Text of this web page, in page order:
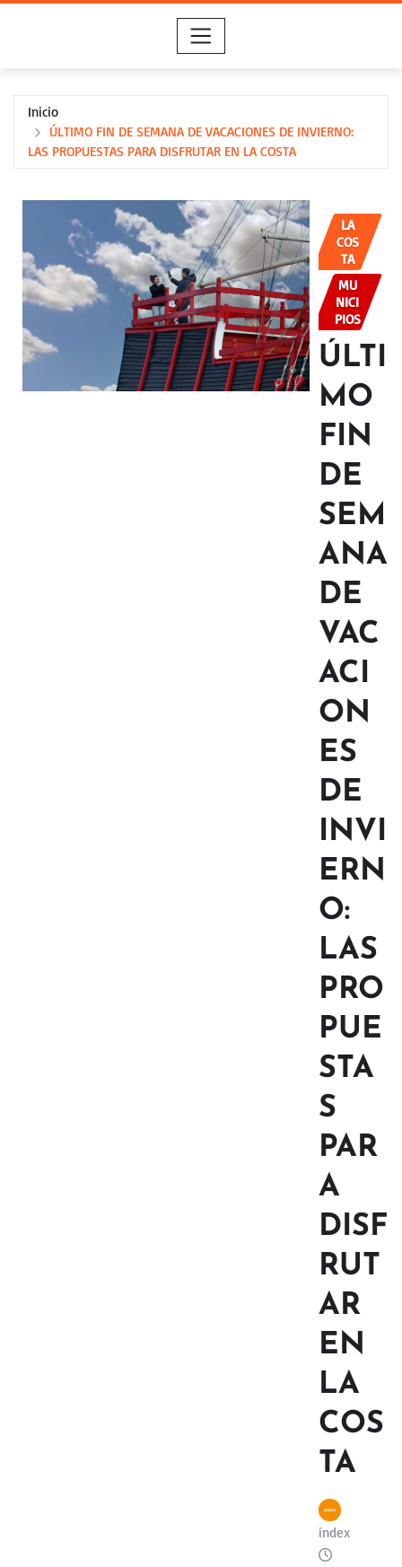
Inicio
ÚLTIMO FIN DE SEMANA DE VACACIONES DE INVIERNO:
LAS PROPUESTAS PARA DISFRUTAR EN LA COSTA
LA
COS
TA
MU
NICI
PIOS
ÚLTI
MO
FIN
DE
SEM
ANA
DE
VAC
ACI
ON
ES
DE
INVI
ERN
O:
LAS
PRO
PUE
STA
S
PAR
A
DISF
RUT
AR
EN
LA
COS
TA
index